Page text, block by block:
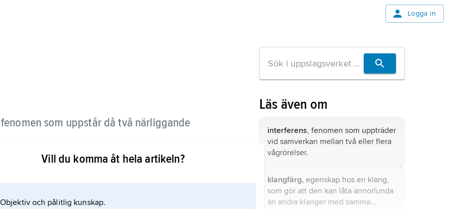
Logga in
som uppstår då två närliggande
att detta uppfattas som en enda ton vars styrka
mellan de två tonernas frekvenser. Inom
bemärkelse, mellan signaler med liten
Vill du komma åt hela artikeln?
Objektiv och pålitlig kunskap.
Läs även om
interferens, fenomen som uppträder
vid samverkan mellan två eller flera
vågrörelser.
klangfärg, egenskap hos en klang,
som gör att den kan låta annorlunda
än andra klanger med samma